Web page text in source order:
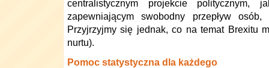
centralistycznym projekcie
zapewniającym swobodny przepływ
Przyjrzyjmy się jednak, co na temat Brexitu
nurtu).
Pomoc statystyczna dla każdego